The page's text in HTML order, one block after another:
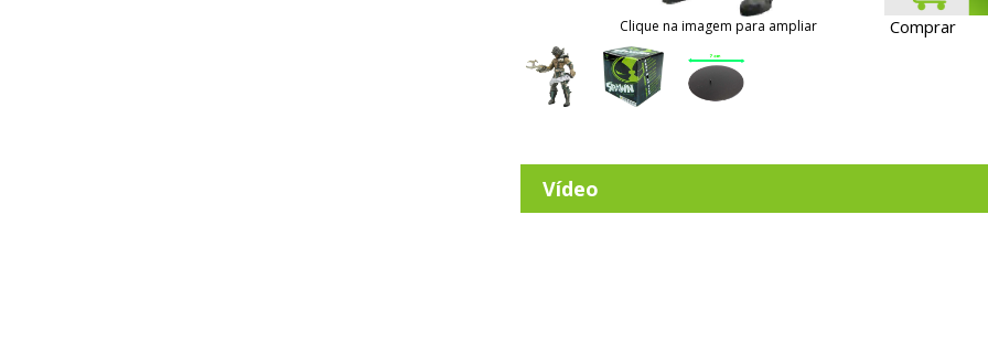
Clique na imagem para ampliar Comprar
Vídeo